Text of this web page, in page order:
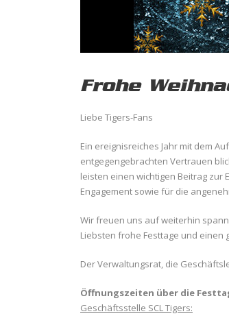
Frohe
Liebe Tigers-Fans
Ein ereignisreiches Jahr mit dem
entgegengebrachten Vertrauen
leisten einen wichtigen Beitrag zur
Engagement sowie für die
Wir freuen uns auf weiterhin
Liebsten frohe Festtage und einen
Der Verwaltungsrat, die
Öffnungszeiten über die
Geschäftsstelle SCL Tigers: